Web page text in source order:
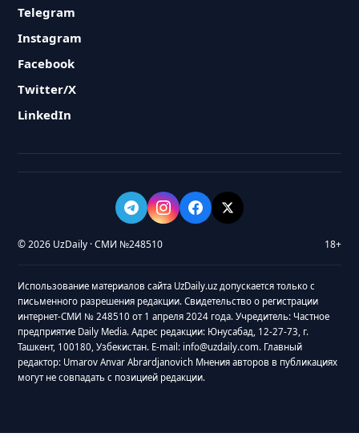
Telegram
Instagram
Facebook
Twitter/X
LinkedIn
© 2026 UzDaily · СМИ №248510 18+
Использование материалов сайта UzDaily.uz допускается только с
письменного разрешения редакции. Свидетельство о регистрации
интернет-СМИ № 248510 от 1 апреля 2024 года. Учредитель: Частное
предприятие Daily Media. Адрес редакции: Юнусабад, 12-27-73, г.
Ташкент, 100180, Узбекистан. E-mail: info@uzdaily.com. Главный
редактор: Umarov Anvar Abrardjanovich Мнения авторов в публикациях
могут не совпадать с позицией редакции.